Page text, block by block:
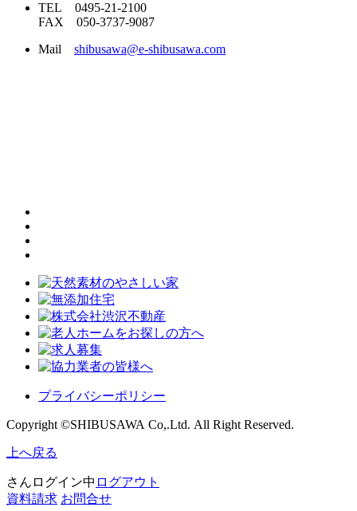
TEL 0495-21-2100
FAX 050-3737-9087
Mail shibusawa@e-shibusawa.com
プライバシーポリシー
Copyright ©SHIBUSAWA Co,.Ltd. All Right Reserved.
上へ戻る
さんログイン中 ログアウト
資料請求 お問合せ